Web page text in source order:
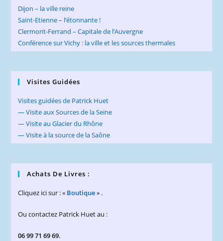
Dijon – la ville reine
Saint-Etienne – l’étonnante !
Clermont-Ferrand – Capitale de l’Auvergne
Conférence sur Vichy : la ville et les sources thermales
Visites Guidées
Visites guidées de Patrick Huet
— Visite aux Sources de la Seine
— Visite au Glacier du Rhône
— Visite à la source de la Saône
Achats De Livres :
Cliquez ici sur : « Boutique» .
Ou contactez Patrick Huet au :
06 99 71 69 69.